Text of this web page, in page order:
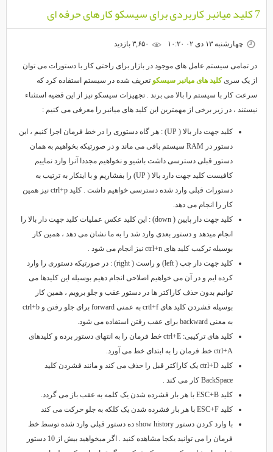
چهارشنبه ۱۳ دی ۰۲ ۱۰:۲۰
تمامی سیستم عامل های موجود در بازار برای راحتی کار با دستورات می توان
یک سری کلید های میانبر سیسکوتعریف شده در سیستم استفاده کرد که
کار با سیستم را بالا می برند . تجهیزات سیسکو نیز از این قضیه استثناء
، در زیر برخی از مهمترین این کلید های میانبر را معرفی می کنیم :
کلید جهت دار بالا ( UP) : هر گاه دستوری را در خط فرمان اجرا کنیم ، این
دستور در RAM سیستم باقی می ماند و در صورتیکه بخواهیم به همان
دستور قبلی دسترسی داشت باشیو و نخواهیم مجددا آنرا وارد نماییم
کافیست کلید جهت دارد بالا ( UP) را بفشاریم و با اینکار به ترتیب به
دستورات قبلی وارد شده دسترسی خواهیم داشت . کلید ctrl+p نیز همین
کار را انجام می دهد.
کلید جهت دار پایین ( down) : این کلید عکس عملیات کلید جهت دار بالا را
انجام میدهد و دستور بعدی وارد شد را به ما نشان می دهد ، همین کار
بوسیله ترکیب کلید های ctrl+n نیز انجام می شود .
کلید جهت دار چپ ( left) و راست ( right) : در صورتیکه دستوری را وارد
کرده ایم و در آن می خواهیم اصلاحی انجام دهیم بوسیله این کلیدها می
توانیم بدون حذف کاراکتر ها در دستور عقب و جلو برویم ، همین کار
بوسیله فشردن کلید های crtl+f به عمنی forward برای جلو رفتن و ctrl+b
به معنی backward برای عقب رفتن استفاده می شود.
کلید های ترکیبی‌: ctrl+E خط فرمان را به انتهای دستور برده و کلیدهای
ctrl+A خط فرمان را به ابتدای خط می آورد.
کلید ctrl+D یک کاراکتر قبل را حذف می کند و مانند فشردن کلید
BackSpace کار می کند .
کلید ESC+B با هر بار فشرده شدن یک کلمه به عقب باز می گردد.
کلید ESC+F با هر بار فشرده شدن یک کلکه به جلو حرکت می کند
با وارد کردن دستور show history ده دستور قبلی وارد شده توسط خط
فرمان را می توانید یکجا مشاهده کنید . اگر میخواهید بیش از 10 دستور